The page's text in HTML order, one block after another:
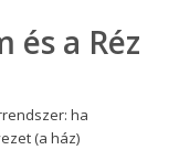
a Réz
ha
(a ház)